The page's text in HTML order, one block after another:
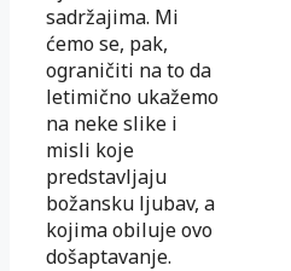
sadržajima. Mi
ćemo se, pak,
ograničiti na to da
letimično ukažemo
na neke slike i
misli koje
predstavljaju
božansku ljubav, a
kojima obiluje ovo
došaptavanje.